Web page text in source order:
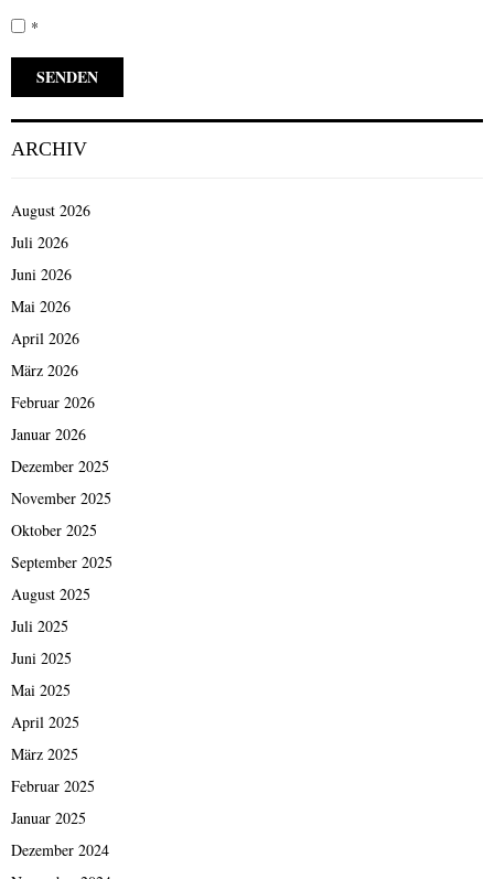
*
ARCHIV
August 2026
Juli 2026
Juni 2026
Mai 2026
April 2026
März 2026
Februar 2026
Januar 2026
Dezember 2025
November 2025
Oktober 2025
September 2025
August 2025
Juli 2025
Juni 2025
Mai 2025
April 2025
März 2025
Februar 2025
Januar 2025
Dezember 2024